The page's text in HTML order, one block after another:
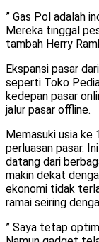
” Gas Pol adalah
Mereka tinggal
tambah Herry
Ekspansi pasar
seperti Toko
kedepan pasar
jalur pasar offline.
Memasuki usia
perluasan pasar.
datang dari
makin dekat
ekonomi tidak
ramai seiring
” Saya tetap